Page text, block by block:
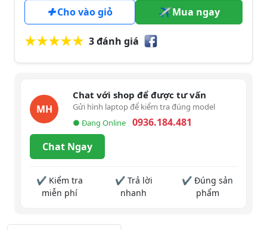
Cho vào giỏ
Mua ngay
3 đánh giá
MH
Chat với shop để được tư vấn
Gửi hình laptop để kiểm tra đúng model
● Đang Online
0936.184.481
Chat Ngay
✔ Kiểm tra
miễn phí
✔ Trả lời
nhanh
✔ Đúng sản
phẩm